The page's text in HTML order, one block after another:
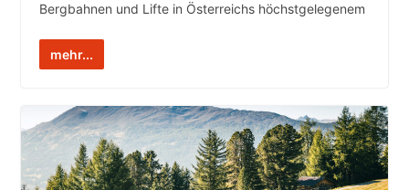
Bergbahnen und Lifte in Österreichs höchstgelegenem
mehr...